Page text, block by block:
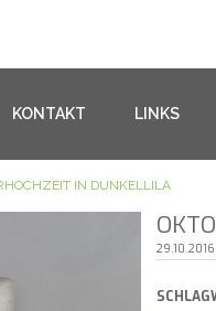
KONTAKT LINKS
IN DUNKELLILA
29.10.2016